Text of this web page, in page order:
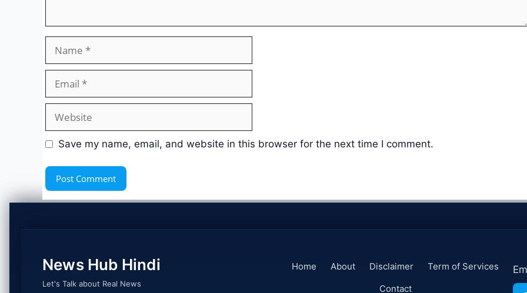
Save my name, email, and website in this browser for the next time I comment.
News Hub Hindi
Let's Talk about Real News
Home About Disclaimer
Term of Services
Contact